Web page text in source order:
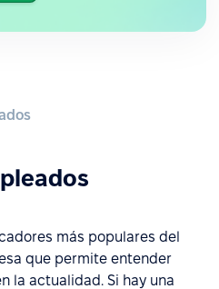
más populares del
que permite entender
la actualidad. Si hay una